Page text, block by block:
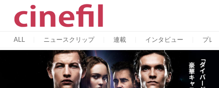
ALL ニュースクリップ 連載 インタビュー プレ